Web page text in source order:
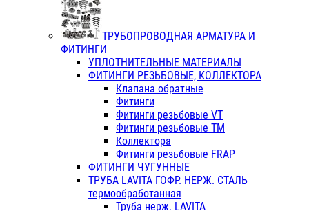
ТРУБОПРОВОДНАЯ АРМАТУРА И
ФИТИНГИ
УПЛОТНИТЕЛЬНЫЕ МАТЕРИАЛЫ
ФИТИНГИ РЕЗЬБОВЫЕ, КОЛЛЕКТОРА
Клапана обратные
Фитинги
Фитинги резьбовые VT
Фитинги резьбовые ТМ
Коллектора
Фитинги резьбовые FRAP
ФИТИНГИ ЧУГУННЫЕ
ТРУБА LAVITA ГОФР. НЕРЖ. СТАЛЬ
термообработанная
Труба нерж. LAVITA